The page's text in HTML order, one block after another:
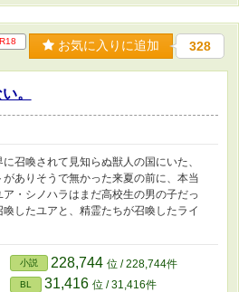
R18 お気に入りに追加 328
。
召喚されて見知らぬ獣人の国にいた、
ありそうで無かった来夏の前に、本当
・シノハラはまだ高校生の男の子だっ
したユアと、精霊たちが召喚したライ
小説 228,744 位 / 228,744件
BL 31,416 位 / 31,416件